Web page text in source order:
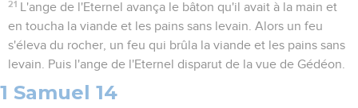
21
L'ange de l'Eternel avança le bâton qu'il avait à la main et
en toucha la viande et les pains sans levain. Alors un feu
s'éleva du rocher, un feu qui brûla la viande et les pains sans
levain. Puis l'ange de l'Eternel disparut de la vue de Gédéon.
1 Samuel 14